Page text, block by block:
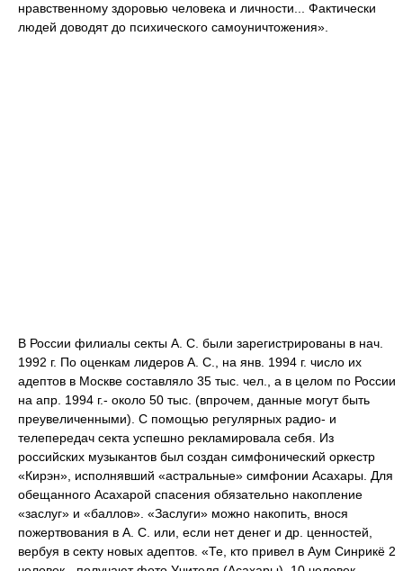
нравственному здоровью человека и личности... Фактически
людей доводят до психического самоуничтожения».
В России филиалы секты А. С. были зарегистрированы в нач.
1992 г. По оценкам лидеров А. С., на янв. 1994 г. число их
адептов в Москве составляло 35 тыс. чел., а в целом по России
на апр. 1994 г.- около 50 тыс. (впрочем, данные могут быть
преувеличенными). С помощью регулярных радио- и
телепередач секта успешно рекламировала себя. Из
российских музыкантов был создан симфонический оркестр
«Кирэн», исполнявший «астральные» симфонии Асахары. Для
обещанного Асахарой спасения обязательно накопление
«заслуг» и «баллов». «Заслуги» можно накопить, внося
пожертвования в А. С. или, если нет денег и др. ценностей,
вербуя в секту новых адептов. «Те, кто привел в Аум Синрикё 2